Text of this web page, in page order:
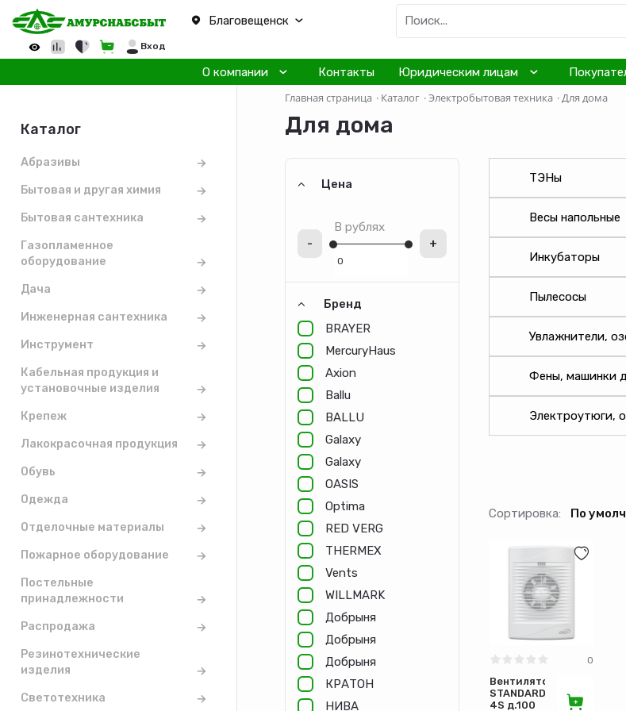
Благовещенск
Вход
О компании Контакты Юридическим лицам
Каталог
Абразивы
Бытовая и другая химия
Бытовая сантехника
Газопламенное
оборудование
Дача
Инженерная сантехника
Инструмент
Кабельная продукция и
установочные изделия
Крепеж
Лакокрасочная продукция
Обувь
Одежда
Отделочные материалы
Пожарное оборудование
Постельные
принадлежности
Распродажа
Резинотехнические
изделия
Светотехника
Главная страница · Каталог ·Электробытовая техника ·Для дома
Для дома
Цена
-
В рублях
+
Бренд
BRAYER
MercuryHaus
Axion
Ballu
BALLU
Galaxy
Galaxy
OASIS
Optima
RED VERG
THERMEX
Vents
WILLMARK
Добрыня
Добрыня
Добрыня
КРАТОН
НИВА
ТЭНы
Весы напольные
Инкубаторы
Пылесосы
Увлажнители,
Фены, машинки
Электроутюги,
Сортировка: По
0
Вентилятор
STANDARD
4S д.100